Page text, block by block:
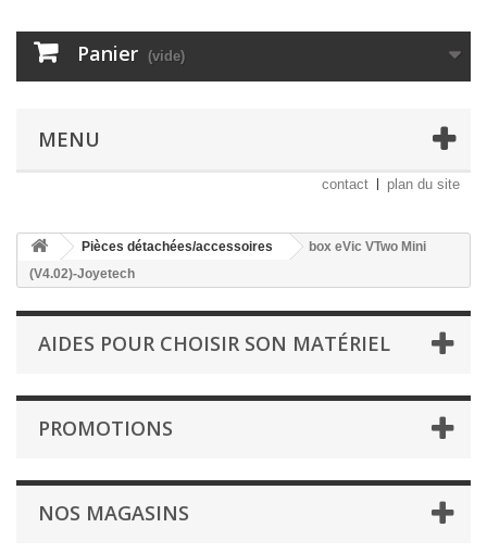
Panier (vide)
MENU
contact plan du site
Pièces détachées/accessoires
box eVic VTwo Mini
(V4.02)-Joyetech
AIDES POUR CHOISIR SON MATÉRIEL
PROMOTIONS
NOS MAGASINS